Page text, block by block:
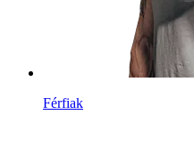
Férfiak